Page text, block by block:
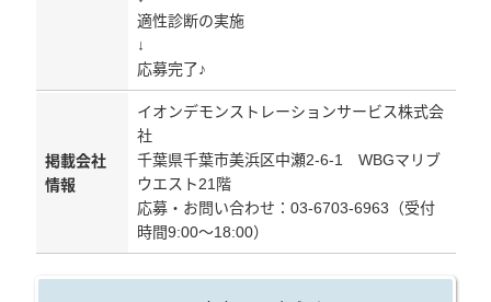
適性診断の実施
↓
応募完了♪
掲載会社
情報
イオンデモンストレーションサービス株式会
社
千葉県千葉市美浜区中瀬2-6-1 WBGマリブ
ウエスト21階
応募・お問い合わせ：03-6703-6963（受付
時間9:00～18:00）